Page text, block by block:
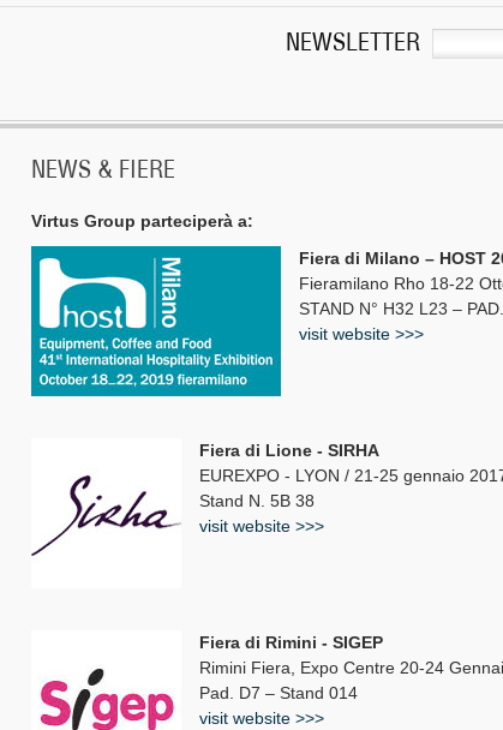
NEWSLETTER
NEWS & FIERE
Virtus Group parteciperà a:
Fiera di Milano – HOST
Fieramilano Rho 18-22
STAND N° H32 L23 –
visit website >>>
Fiera di Lione - SIRHA
EUREXPO - LYON / 21-25 gennaio
Stand N. 5B 38
visit website >>>
Fiera di Rimini - SIGEP
Rimini Fiera, Expo Centre 20-24
Pad. D7 – Stand 014
visit website >>>